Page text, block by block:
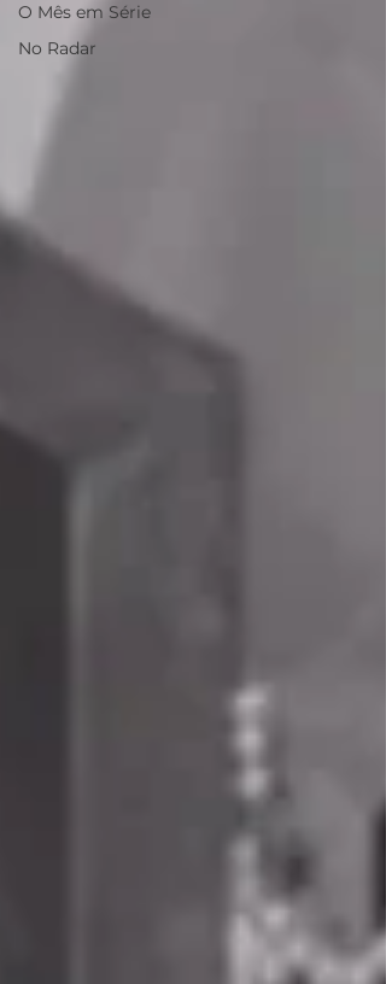
O Mês em Série
No Radar